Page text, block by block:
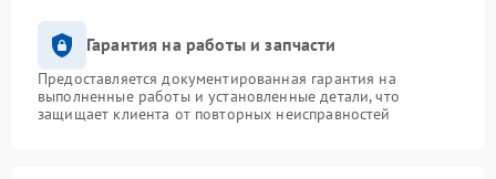
Гарантия на работы и запчасти
Предоставляется документированная гарантия на
выполненные работы и установленные детали, что
защищает клиента от повторных неисправностей